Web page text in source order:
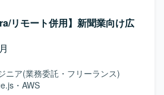
よび復旧対応、障害報告書の作成
ダーとの調査依頼や業務上のやり取
、依頼事項に対する調査、チーム
び議事録作成を行います。 【求
バーとして、関係者と円滑にコミ
がら主体的に運用保守へ取り組め
障害調査・分析、保守ベンダーと
リモート併用】新聞業向け広
ニア(業務委託・フリーランス)
・ AWS